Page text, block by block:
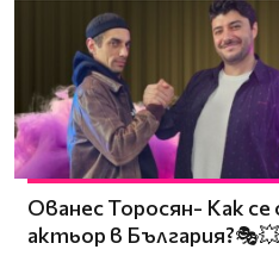
Ованес Торосян- Как
актьор в България?🎭💥